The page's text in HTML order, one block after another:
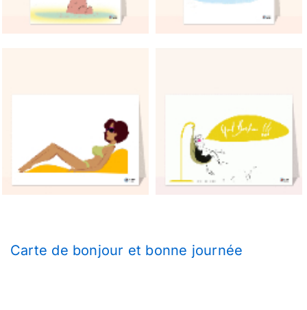
Carte de bonjour et bonne journée